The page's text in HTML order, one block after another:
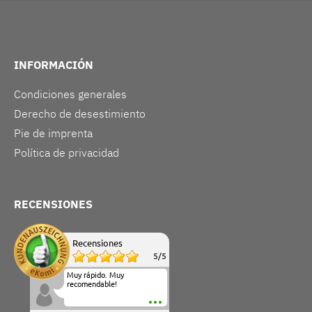
INFORMACIÓN
Condiciones generales
Derecho de desestimiento
Pie de imprenta
Política de privacidad
RECENSIONES
Recensiones
5/5
Muy rápido. Muy
recomendable!